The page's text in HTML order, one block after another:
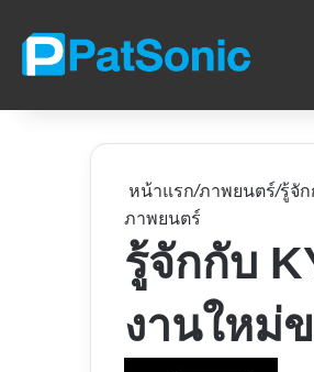
หน้าแรก/ภาพยนตร์/รู้จั
ภาพยนตร์
รู้จักกับ
งานใหม่